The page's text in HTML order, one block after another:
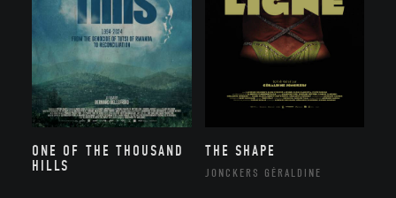
ONE OF THE THOUSAND
HILLS
THE SHAPE
JONCKERS GÉRALDINE